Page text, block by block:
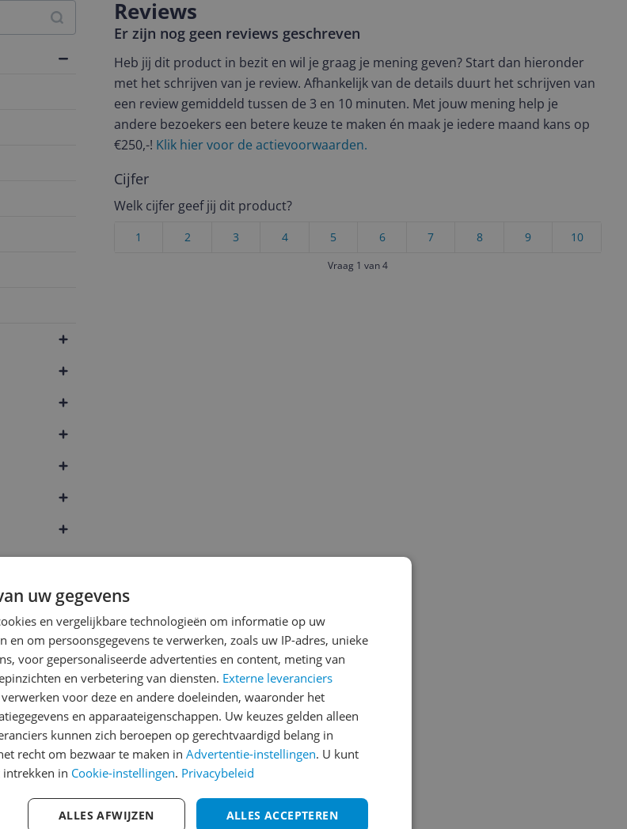
Reviews
Er zijn nog geen reviews geschreven
Heb jij dit product in bezit en wil je graag je mening geven? Start dan hieronder
met het schrijven van je review. Afhankelijk van de details duurt het schrijven van
een review gemiddeld tussen de 3 en 10 minuten. Met jouw mening help je
andere bezoekers een betere keuze te maken én maak je iedere maand kans op
€250,-! Klik hier voor de actievoorwaarden.
Cijfer
Welk cijfer geef jij dit product?
10
9
8
7
6
5
4
3
2
1
Vraag 1 van 4
uw gegevens
en vergelijkbare technologieën om informatie op uw
en om persoonsgegevens te verwerken, zoals uw IP-adres, unieke
voor gepersonaliseerde advertenties en content, meting van
en verbetering van diensten. Externe leveranciers
voor deze en andere doeleinden, waaronder het
en apparaateigenschappen. Uw keuzes gelden alleen
kunnen zich beroepen op gerechtvaardigd belang in
recht om bezwaar te maken in Advertentie-instellingen. U kunt
in Cookie-instellingen. Privacybeleid
ALLES ACCEPTEREN
ALLES AFWIJZEN